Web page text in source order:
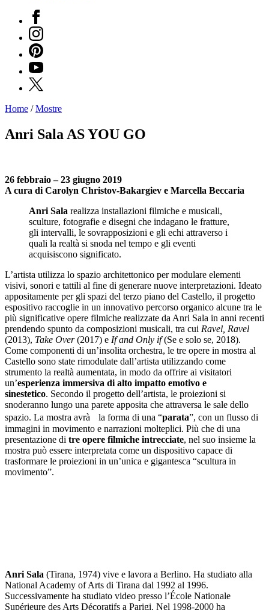
Facebook
Instagram
Pinterest
YouTube
X
Mostre
Eventi
Cosmo
Digitale
Accessibilità
Educazione
Educazione
News
Dipartimento
Educazione
Formazione
e
Ricerca
Famiglie
Scuole
Visite
guidate
Progetto
Summer
School
Progetti
Speciali
Ricerca
Storia
Sedi
Tutte
le
sedi
Edificio
Biglietti
Shop
Chi
siamo
Home /Mostre
Anri Sala AS YOU GO
26 febbraio – 23 giugno 2019
A cura di Carolyn Christov-Bakargiev e Marcella Beccaria
Anri Sala realizza installazioni filmiche e musicali,
sculture, fotografie e disegni che indagano le fratture,
gli intervalli, le sovrapposizioni e gli echi attraverso i
quali la realtà si snoda nel tempo e gli eventi
acquisiscono significato.
L’artista utilizza lo spazio architettonico per modulare elementi
visivi, sonori e tattili al fine di generare nuove interpretazioni. Ideato
appositamente per gli spazi del terzo piano del Castello, il progetto
espositivo raccoglie in un innovativo percorso organico alcune tra le
più significative opere filmiche realizzate da Anri Sala in anni recenti
prendendo spunto da composizioni musicali, tra cui Ravel, Ravel
(2013), Take Over(2017) e If and Only if(Se e solo se, 2018).
Come componenti di un’insolita orchestra, le tre opere in mostra al
Castello sono state rimodulate dall’artista utilizzando come
strumento la realtà aumentata, in modo da offrire ai visitatori
un’esperienza immersiva di alto impatto emotivo e
sinestetico. Secondo il progetto dell’artista, le proiezioni si
snoderanno lungo una parete apposita che attraversa le sale dello
spazio. La mostra avrà la forma di una “parata”, con un flusso di
immagini in movimento e narrazioni molteplici. Più che di una
presentazione di tre opere filmiche intrecciate, nel suo insieme la
mostra può essere interpretata come un dispositivo capace di
trasformare le proiezioni in un’unica e gigantesca “scultura in
movimento”.
Anri Sala (Tirana, 1974) vive e lavora a Berlino. Ha studiato alla
National Academy of Arts di Tirana dal 1992 al 1996.
Successivamente ha studiato video presso l’École Nationale
Supérieure des Arts Décoratifs a Parigi. Nel 1998-2000 ha